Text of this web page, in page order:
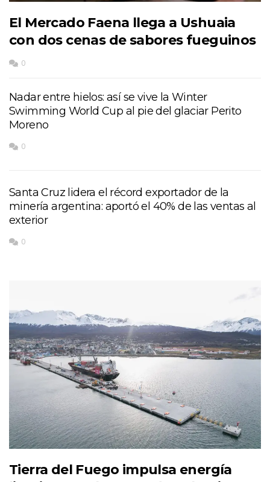
El Mercado Faena llega a Ushuaia
con dos cenas de sabores fueguinos
0
Nadar entre hielos: así se vive la Winter
Swimming World Cup al pie del glaciar Perito
Moreno
0
Santa Cruz lidera el récord exportador de la
minería argentina: aportó el 40% de las ventas al
exterior
0
Tierra del Fuego impulsa energía